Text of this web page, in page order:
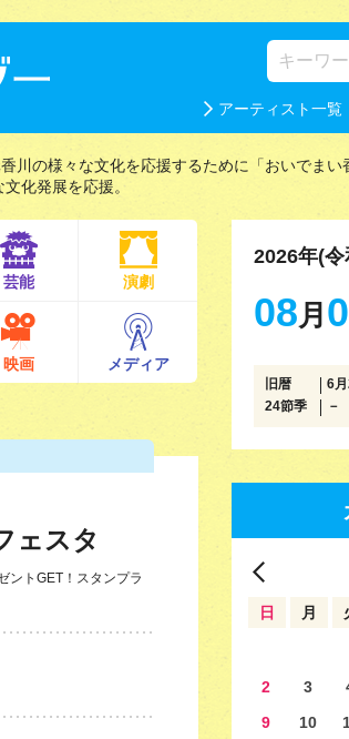
アーティスト一覧
川の様々な文化を応援するために「おいでまい
化発展を応援。
芸能 演劇
映画 メディア
ェスタ
ントGET！スタンプラ
2026年(令
08月
旧暦
6
24節季
－
日 月
2
3
9
10